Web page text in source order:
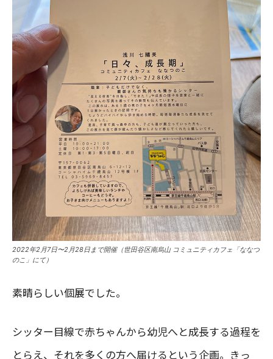
2022年2月7日〜2月28日まで開催（世田谷区南烏山 コミュニティカフェ「ななつ
のこ」にて）
素晴らしい個展でした。
シッター目線で赤ちゃんから幼児へと成長する過程を
とらえ、それを多くの方へ届けるという企画。きっ